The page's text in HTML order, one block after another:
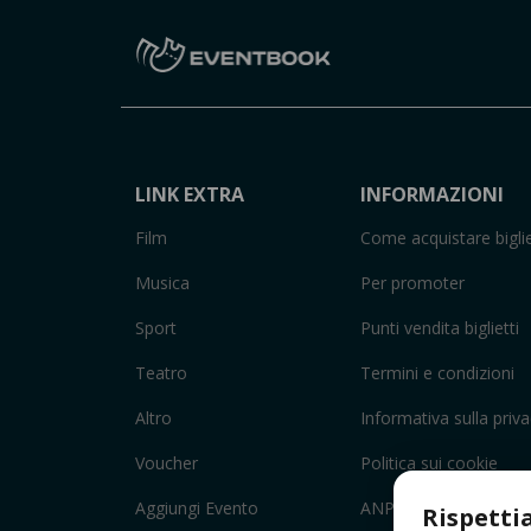
LINK EXTRA
Film
Musica
Sport
Teatro
Altro
Voucher
Aggiungi Evento
INFORMAZIONI
Come acquistare
Per promoter
Punti vendita biglietti
Termini e condizioni
Informativa sulla
Politica sui cookie
ANPC